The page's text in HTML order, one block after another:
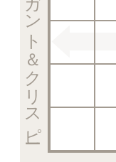
エレガント＆クリスピー